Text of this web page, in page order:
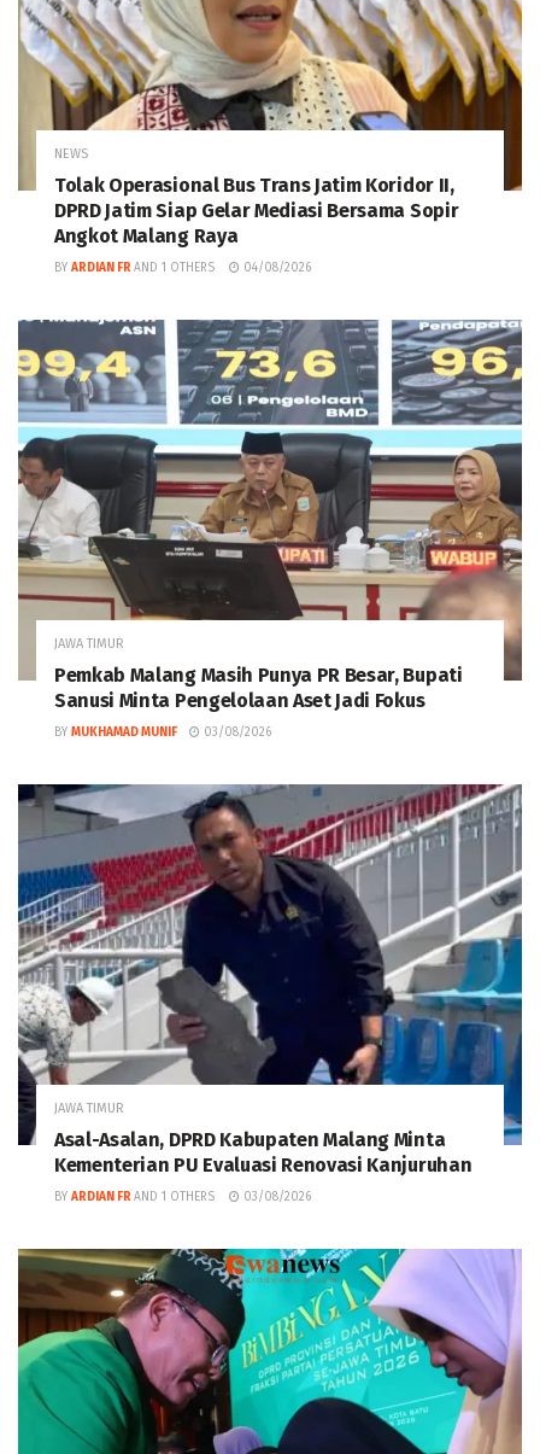
NEWS
Tolak Operasional Bus Trans Jatim Koridor II,
DPRD Jatim Siap Gelar Mediasi Bersama Sopir
Angkot Malang Raya
BY ARDIAN FR AND 1 OTHERS 04/08/2026
JAWA TIMUR
Pemkab Malang Masih Punya PR Besar, Bupati
Sanusi Minta Pengelolaan Aset Jadi Fokus
BY MUKHAMAD MUNIF 03/08/2026
JAWA TIMUR
Asal-Asalan, DPRD Kabupaten Malang Minta
Kementerian PU Evaluasi Renovasi Kanjuruhan
BY ARDIAN FR AND 1 OTHERS 03/08/2026